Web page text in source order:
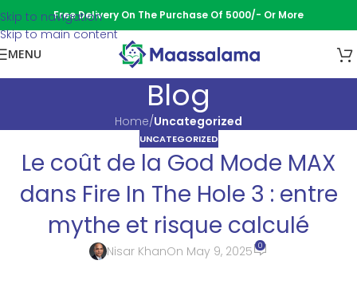
Skip to navigation
Skip to main content
Free Delivery On The Purchase Of 5000/- Or More
MENU
Blog
Home/Uncategorized
UNCATEGORIZED
Le coût de la God Mode MAX
dans Fire In The Hole 3 : entre
mythe et risque calculé
Nisar KhanOn May 9, 2025 0